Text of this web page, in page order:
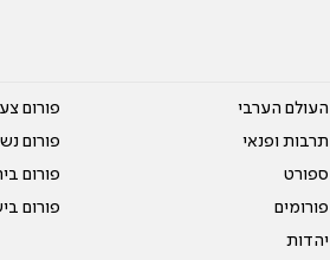
העולם הערבי
תרבות ופנאי
ספורט
פורומים
יהדות
פורום
פורום
פורום
פורום